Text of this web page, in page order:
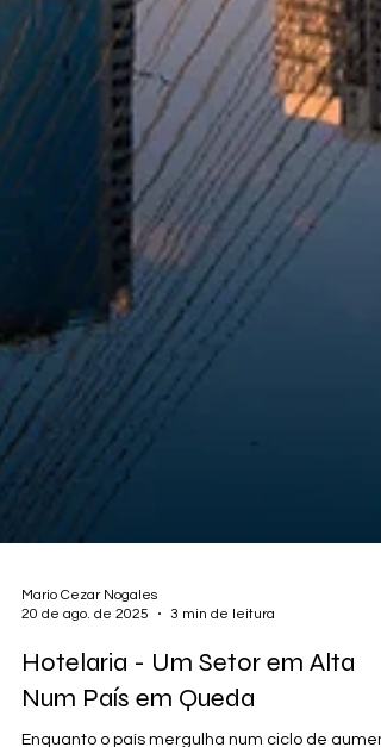
20 de ago. de 2025
3 min de leitura
Hotelaria - Um Setor em Alta
Num País em Queda